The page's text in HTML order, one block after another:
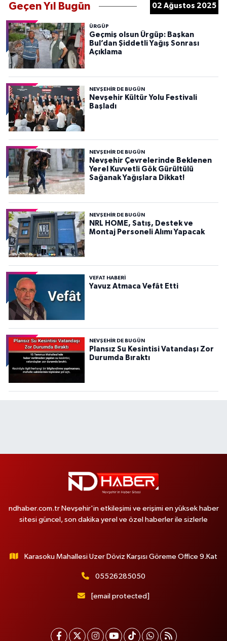
Geçen Yıl Bugün 02 Ağustos 2025
ÜRGÜP
Geçmiş olsun Ürgüp: Başkan
Bul’dan Şiddetli Yağış Sonrası
Açıklama
NEVŞEHIR DE BUGÜN
Nevşehir Kültür Yolu Festivali
Başladı
NEVŞEHIR DE BUGÜN
Nevşehir Çevrelerinde Beklenen
Yerel Kuvvetli Gök Gürültülü
Sağanak Yağışlara Dikkat!
NEVŞEHIR DE BUGÜN
NRL HOME, Satış, Destek ve
Montaj Personeli Alımı Yapacak
VEFAT HABERI
Yavuz Atmaca Vefât Etti
NEVŞEHIR DE BUGÜN
Plansız Su Kesintisi Vatandaşı Zor
Durumda Bıraktı
ndhaber.com.tr Nevşehir'in etkileşimi ve erişimi en yüksek haber
sitesi güncel, son dakika yerel ve özel haberler ile sizlerle
Karasoku Mahallesi Uzer Döviz Karşısı Göreme Office 9.Kat
05526285050
[email protected]